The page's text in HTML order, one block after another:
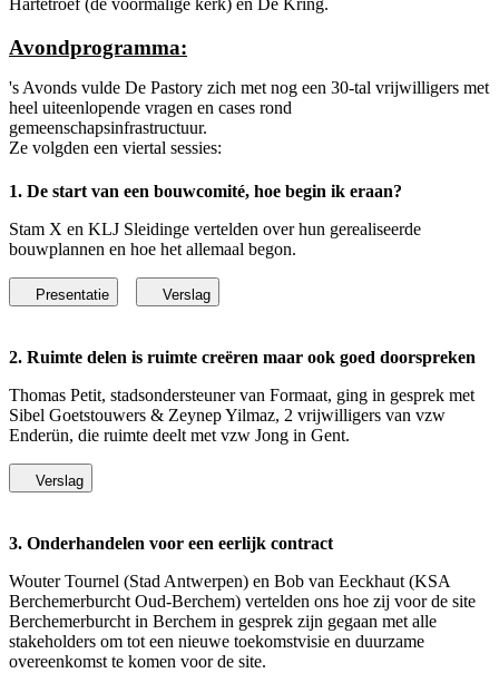
Hartetroef (de voormalige kerk) en De Kring.
Avondprogramma:
's Avonds vulde De Pastory zich met nog een 30-tal vrijwilligers met
heel uiteenlopende vragen en cases rond
gemeenschapsinfrastructuur.
Ze volgden een viertal sessies:
1. De start van een bouwcomité, hoe begin ik eraan?
Stam X en KLJ Sleidinge vertelden over hun gerealiseerde
bouwplannen en hoe het allemaal begon.
Presentatie Verslag
2. Ruimte delen is ruimte creëren maar ook goed doorspreken
Thomas Petit, stadsondersteuner van Formaat, ging in gesprek met
Sibel Goetstouwers & Zeynep Yilmaz, 2 vrijwilligers van vzw
Enderün, die ruimte deelt met vzw Jong in Gent.
Verslag
3. Onderhandelen voor een eerlijk contract
Wouter Tournel (Stad Antwerpen) en Bob van Eeckhaut (KSA
Berchemerburcht Oud-Berchem) vertelden ons hoe zij voor de site
Berchemerburcht in Berchem in gesprek zijn gegaan met alle
stakeholders om tot een nieuwe toekomstvisie en duurzame
overeenkomst te komen voor de site.